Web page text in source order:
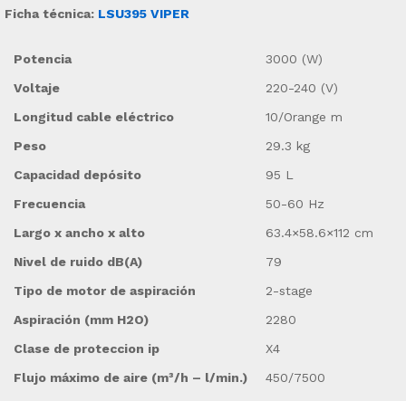
Ficha técnica: LSU395 VIPER
Potencia
3000 (W)
Voltaje
220-240 (V)
Longitud cable eléctrico
10/Orange m
Peso
29.3 kg
Capacidad depósito
95 L
Frecuencia
50-60 Hz
Largo x ancho x alto
63.4×58.6×112 cm
Nivel de ruido dB(A)
79
Tipo de motor de aspiración
2-stage
Aspiración (mm H2O)
2280
Clase de proteccion ip
X4
Flujo máximo de aire (m³/h – l/min.)
450/7500